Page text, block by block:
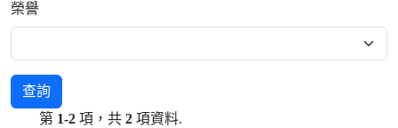
榮譽
查詢
第 1-2 項，共 2 項資料.